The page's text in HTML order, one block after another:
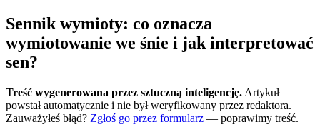
Sennik wymioty: co oznacza
wymiotowanie we śnie i jak interpretować
sen?
Treść wygenerowana przez sztuczną inteligencję. Artykuł
powstał automatycznie i nie był weryfikowany przez redaktora.
Zauważyłeś błąd? Zgłoś go przez formularz — poprawimy treść.